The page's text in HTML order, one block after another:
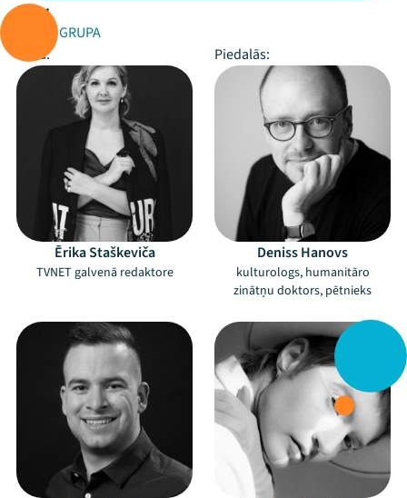
Rīko:
TVNET GRUPA
Vada:
Piedalās:
Ērika Staškeviča
TVNET galvenā redaktore
Deniss Hanovs
kulturologs, humanitāro
zinātņu doktors, pētnieks